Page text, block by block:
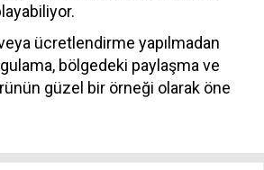
ücretlendirme yapılmadan
bölgedeki paylaşma ve
güzel bir örneği olarak öne